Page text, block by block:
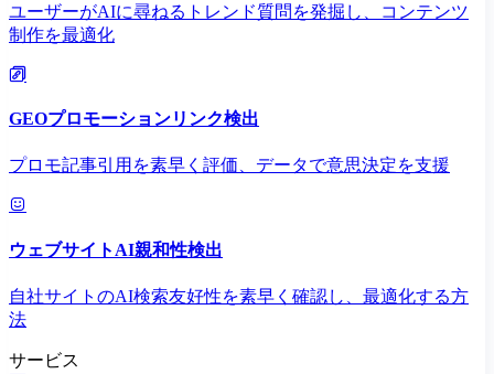
ユーザーがAIに尋ねるトレンド質問を発掘し、コンテンツ
制作を最適化
GEOプロモーションリンク検出
プロモ記事引用を素早く評価、データで意思決定を支援
ウェブサイトAI親和性検出
自社サイトのAI検索友好性を素早く確認し、最適化する方
法
サービス